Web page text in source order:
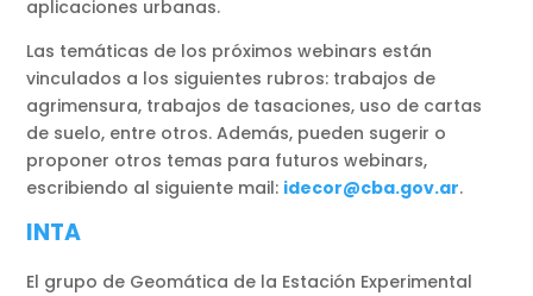
aplicaciones urbanas.
Las temáticas de los próximos webinars están
vinculados a los siguientes rubros: trabajos de
agrimensura, trabajos de tasaciones, uso de cartas
de suelo, entre otros. Además, pueden sugerir o
proponer otros temas para futuros webinars,
escribiendo al siguiente mail: idecor@cba.gov.ar.
INTA
El grupo de Geomática de la Estación Experimental